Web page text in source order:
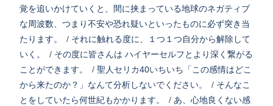
覚を追いかけていくと、間に挟まっている地球のネガティブ
な周波数、つまり不安や恐れ疑いといったものに必ず突き当
たります。
/ それに触れる度に、１つ１つ自分から解除して
いく。
/ その度に皆さんは ハイヤーセルフとより深く繋がる
ことができます。
/ 聖人セリカ40いちいち「この感情はどこ
から来たのか？」なんて分析しないでください。
/ そんなこ
とをしていたら何世紀もかかります。
/ あ、心地良くない感